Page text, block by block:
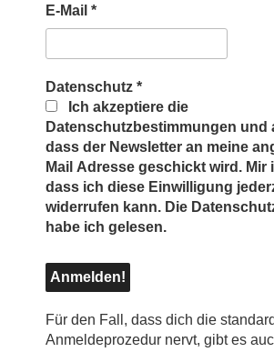
E-Mail *
Datenschutz *
Ich akzeptiere die
Datenschutzbestimmungen und
dass der Newsletter an meine
Mail Adresse geschickt wird. Mir
dass ich diese Einwilligung
widerrufen kann. Die
habe ich gelesen.
Für den Fall, dass dich die
Anmeldeprozedur nervt, gibt es